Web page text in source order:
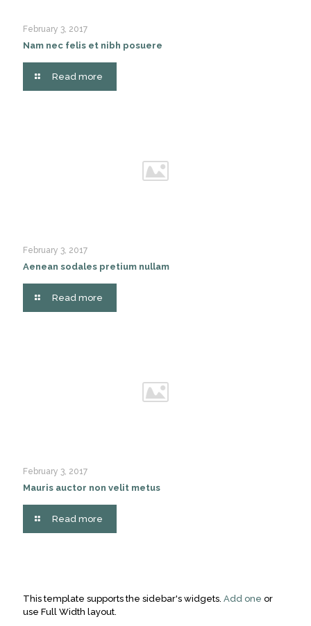
February 3, 2017
Nam nec felis et nibh posuere
Read more
February 3, 2017
Aenean sodales pretium nullam
Read more
February 3, 2017
Mauris auctor non velit metus
Read more
This template supports the sidebar's widgets. Add one or
use Full Width layout.